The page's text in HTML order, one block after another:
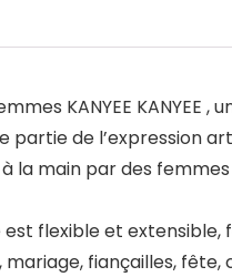
KANYEE KANYEE ,
partie de l’expression
la main par des
est flexible et
fiançailles,